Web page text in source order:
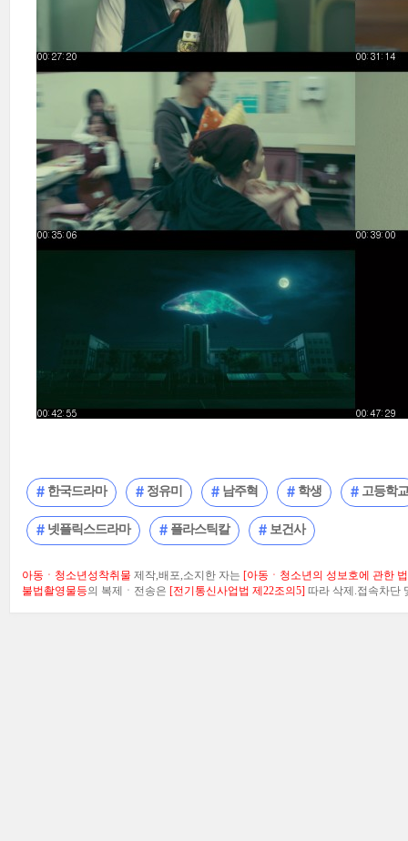
한국드라마 정유미 남주혁 학생 고등학교
넷플릭스드라마 플라스틱칼 보건사
아동ㆍ청소년성착취물 제작,배포,소지한 자는 [아동ㆍ청소년의 성보호에 관한
불법촬영물등의 복제ㆍ전송은 [전기통신사업법 제22조의5] 따라 삭제.접속차단